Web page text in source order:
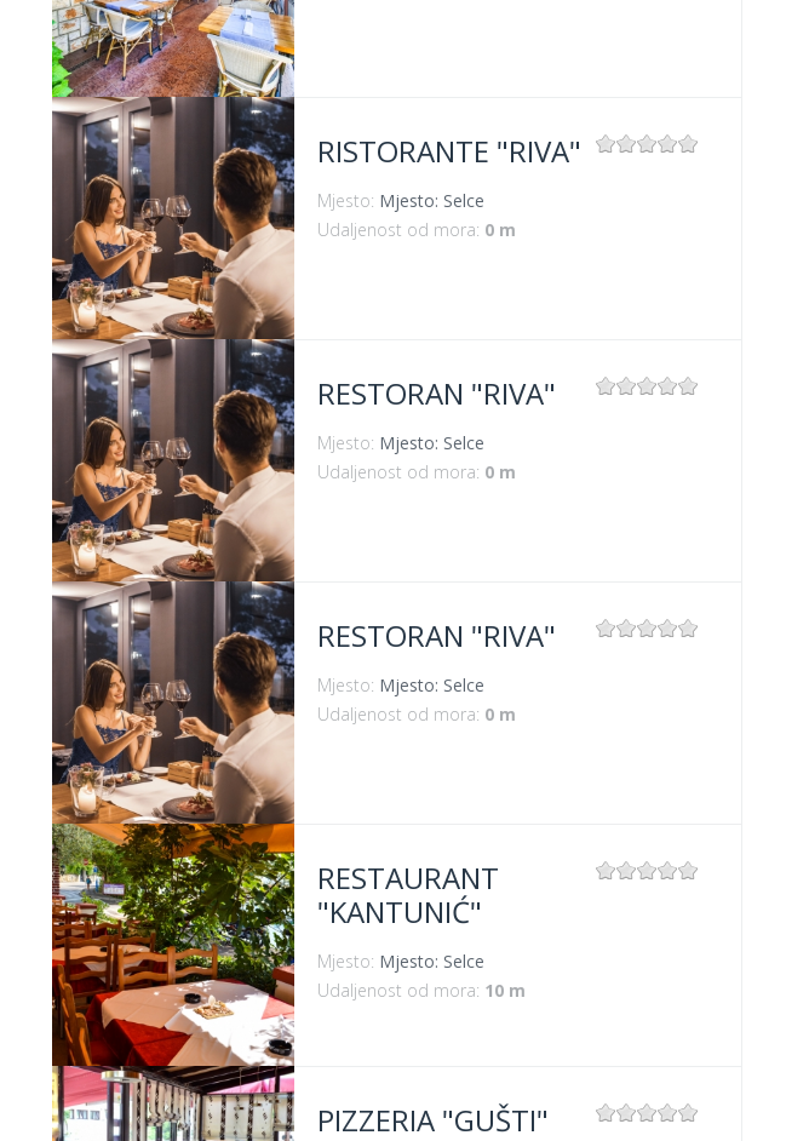
RISTORANTE "RIVA"
Mjesto: Mjesto: Selce
Udaljenost od mora: 0 m
RESTORAN "RIVA"
Mjesto: Mjesto: Selce
Udaljenost od mora: 0 m
RESTORAN "RIVA"
Mjesto: Mjesto: Selce
Udaljenost od mora: 0 m
RESTAURANT
"KANTUNIĆ"
Mjesto: Mjesto: Selce
Udaljenost od mora: 10 m
PIZZERIA "GUŠTI"